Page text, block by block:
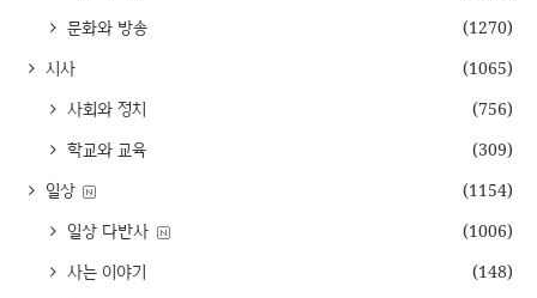
문화와 방송
(1270)
시사
(1065)
사회와 정치
(756)
학교와 교육
(309)
일상
(1154)
일상 다반사
(1006)
사는 이야기
(148)